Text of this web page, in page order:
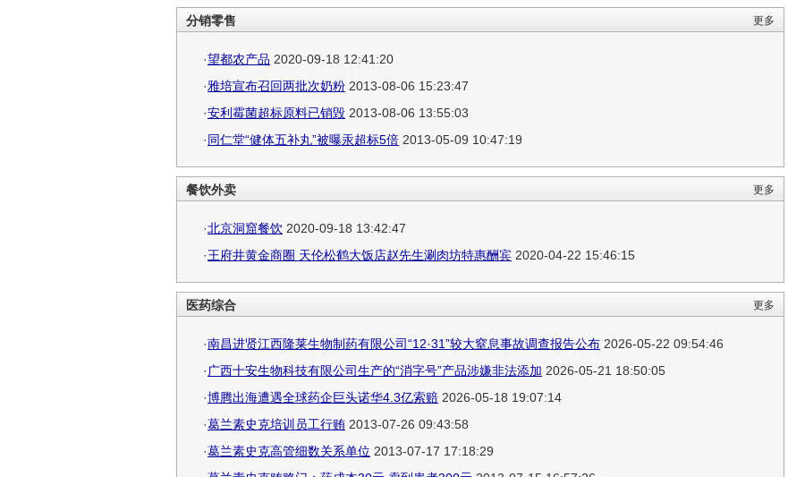
分销零售 更多
·望都农产品 2020-09-18 12:41:20
·雅培宣布召回两批次奶粉 2013-08-06 15:23:47
·安利霉菌超标原料已销毁 2013-08-06 13:55:03
·同仁堂“健体五补丸”被曝汞超标5倍 2013-05-09 10:47:19
餐饮外卖 更多
·北京洞窟餐饮 2020-09-18 13:42:47
·王府井黄金商圈 天伦松鹤大饭店赵先生涮肉坊特惠酬宾 2020-04-22 15:46:15
医药综合 更多
·南昌进贤江西隆莱生物制药有限公司“12·31”较大窒息事故调查报告公布 2026-05-22 09:54:46
· 广西十安生物科技有限公司生产的“消字号”产品涉嫌非法添加 2026-05-21 18:50:05
·博腾出海遭遇全球药企巨头诺华4.3亿索赔 2026-05-18 19:07:14
·葛兰素史克培训员工行贿 2013-07-26 09:43:58
·葛兰素史克高管细数关系单位 2013-07-17 17:18:29